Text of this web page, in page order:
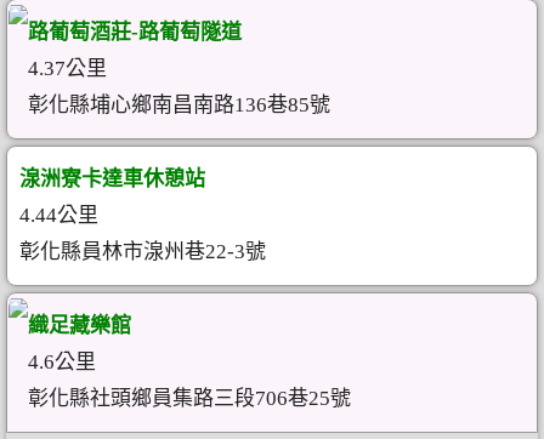
路葡萄酒莊-路葡萄隧道
4.37公里
彰化縣埔心鄉南昌南路136巷85號
湶洲寮卡達車休憩站
4.44公里
彰化縣員林市湶州巷22-3號
織足藏樂館
4.6公里
彰化縣社頭鄉員集路三段706巷25號